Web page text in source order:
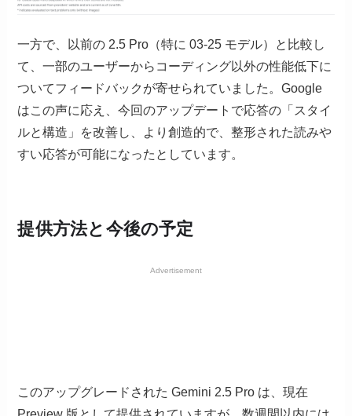
一方で、以前の 2.5 Pro（特に 03-25 モデル）と比較し
て、一部のユーザーからコーディング以外の性能低下に
ついてフィードバックが寄せられていました。Google
はこの声に応え、今回のアップデートで応答の「スタイ
ルと構造」を改善し、より創造的で、整形された読みや
すい応答が可能になったとしています。
提供方法と今後の予定
Advertisement
このアップグレードされた Gemini 2.5 Pro は、現在